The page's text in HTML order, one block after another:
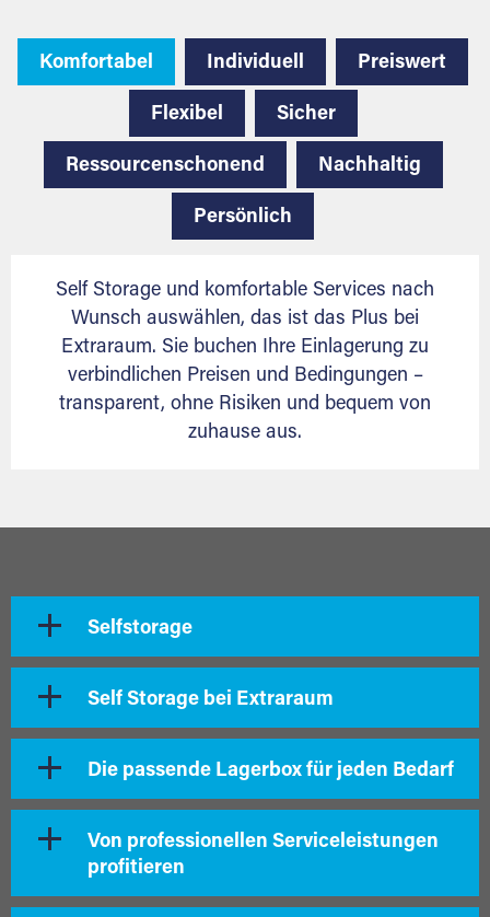
Komfortabel Individuell Preiswert
Flexibel Sicher
Ressourcenschonend Nachhaltig
Persönlich
Self Storage und komfortable Services nach
Wunsch auswählen, das ist das Plus bei
Extraraum. Sie buchen Ihre Einlagerung zu
verbindlichen Preisen und Bedingungen –
transparent, ohne Risiken und bequem von
zuhause aus.
Selfstorage
Self Storage bei Extraraum
Die passende Lagerbox für jeden Bedarf
Von professionellen Serviceleistungen
profitieren